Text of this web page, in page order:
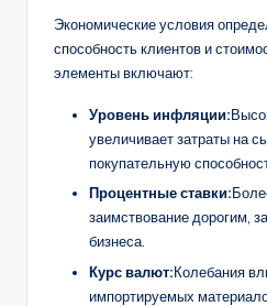
Экономические условия
способность клиентов и
элементы включают:
Уровень инфляции:
увеличивает затраты на
покупательную
Процентные ставки:
заимствование дорогим,
бизнеса.
Курс валют:Колебания
импортируемых